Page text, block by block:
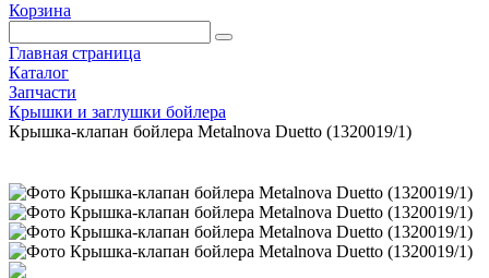
Корзина
Главная страница
Каталог
Запчасти
Крышки и заглушки бойлера
Крышка-клапан бойлера Metalnova Duetto (1320019/1)